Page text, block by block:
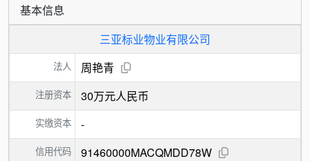
基本信息
三亚标业物业有限公司
法人 周艳青
注册资本 30万元人民币
实缴资本 -
信用代码 91460000MACQMDD78W